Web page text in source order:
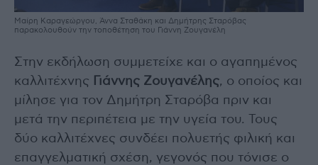
Μαίρη Καραγεώργου, Άννα Σταθάκη και Δημήτρης Σταρόβας
παρακολουθούν την τοποθέτηση του Γιάννη Ζουγανέλη
Στην εκδήλωση συμμετείχε και ο αγαπημένος
καλλιτέχνης
Γιάννης Ζουγανέλης, ο οποίος και
μίλησε για τον Δημήτρη Σταρόβα πριν και
μετά την περιπέτεια με την υγεία του. Τους
δύο καλλιτέχνες συνδέει πολυετής φιλική και
επαγγελματική σχέση, γεγονός που τόνισε ο